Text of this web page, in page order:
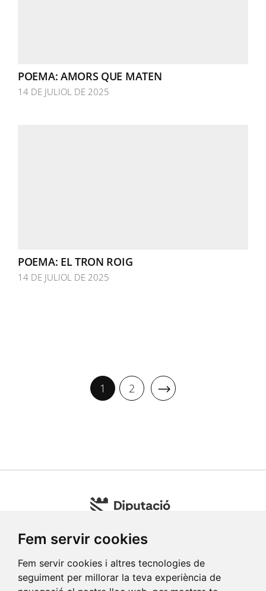
Fem servir cookies
Fem servir cookies i altres tecnologies de
seguiment per millorar la teva experiència de
POEMA: AMORS QUE MATEN
14 DE JULIOL DE 2025
POEMA: EL TRON ROIG
14 DE JULIOL DE 2025
1 2